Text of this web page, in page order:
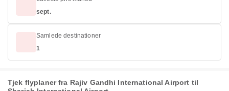
sept.
Samlede destinationer
1
Tjek flyplaner fra Rajiv Gandhi International Airport til